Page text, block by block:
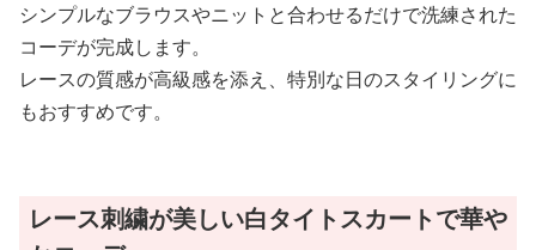
シンプルなブラウスやニットと合わせるだけで洗練された
コーデが完成します。
レースの質感が高級感を添え、特別な日のスタイリングに
もおすすめです。
レース刺繍が美しい白タイトスカートで華や